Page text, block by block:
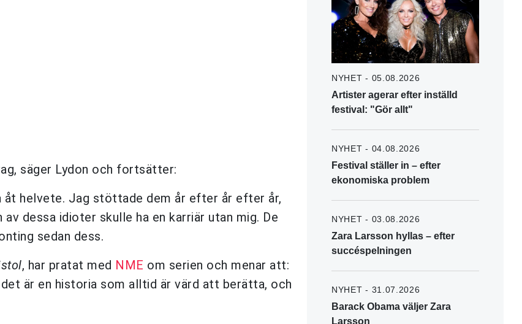
säger Lydon och fortsätter:
åt helvete. Jag stöttade dem år efter år efter år,
dessa idioter skulle ha en karriär utan mig. De
sedan dess.
, har pratat med NME om serien och menar att:
är en historia som alltid är värd att berätta, och
NYHET - 05.08.2026
Artister agerar efter inställd
festival: "Gör allt"
NYHET - 04.08.2026
Festival ställer in – efter
ekonomiska problem
NYHET - 03.08.2026
Zara Larsson hyllas – efter
succéspelningen
NYHET - 31.07.2026
Barack Obama väljer Zara
Larsson